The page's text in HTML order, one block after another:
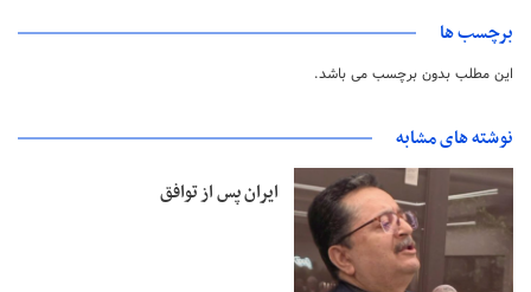
برچسب ها
این مطلب بدون برچسب می باشد.
نوشته های مشابه
ایران پس از توافق